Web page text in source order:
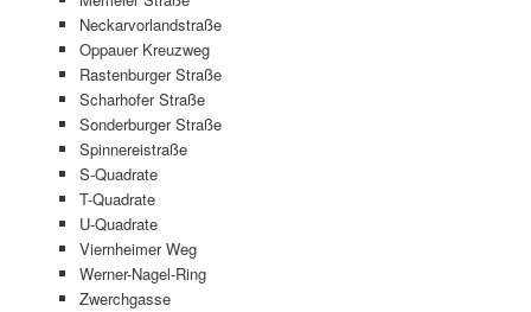
Neckarvorlandstraße
Oppauer Kreuzweg
Rastenburger Straße
Scharhofer Straße
Sonderburger Straße
Spinnereistraße
S-Quadrate
T-Quadrate
U-Quadrate
Viernheimer Weg
Werner-Nagel-Ring
Zwerchgasse